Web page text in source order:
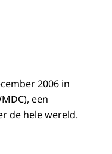
2006 in
een
de hele wereld.